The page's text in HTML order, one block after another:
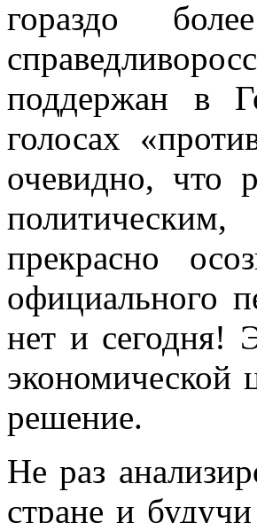
гораздо
поддержан в
голосах
очевидно, что
прекрасно
официального
нет и сегодня!
экономической
решение.
Не раз
стране и